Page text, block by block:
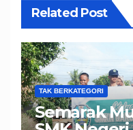
Related Post
TAK BERKATEGORI
Semarak